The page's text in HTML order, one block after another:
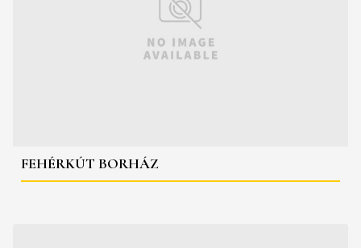
FEHÉRKÚT BORHÁZ